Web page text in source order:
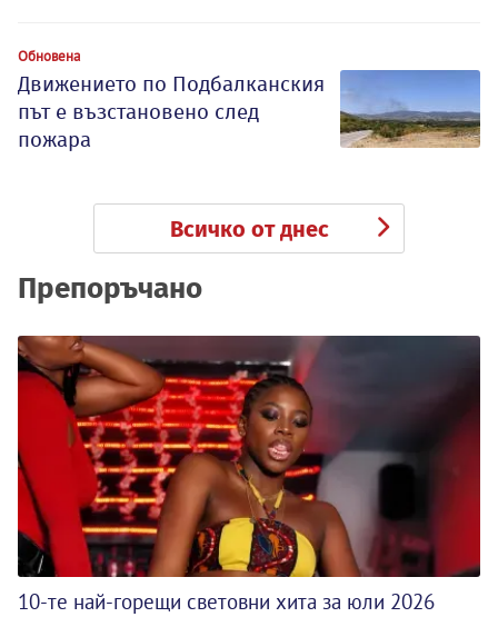
Обновена
Движението по Подбалканския
път е възстановено след
пожара
Всичко от днес
Препоръчано
10-те най-горещи световни хита за юли 2026